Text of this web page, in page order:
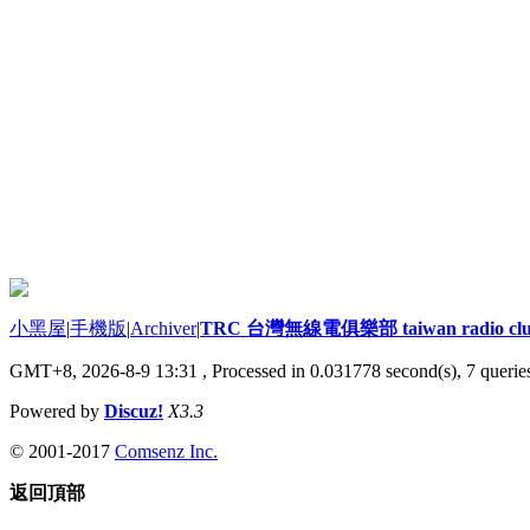
小黑屋|手機版|Archiver|TRC 台灣無線電俱樂部 taiwan radio
GMT+8, 2026-8-9 13:31 , Processed in 0.031778 second(s), 7
Powered by Discuz! X3.3
© 2001-2017 Comsenz Inc.
返回頂部